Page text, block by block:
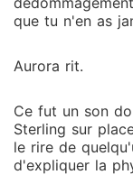
que tu n'en as
Aurora rit.
Ce fut un son
Sterling sur
le rire de
d'expliquer la